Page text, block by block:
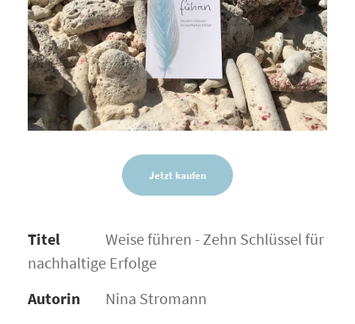
Jetzt kaufen
Titel
Weise führen - Zehn Schlüssel für
nachhaltige Erfolge
Autorin
Nina Stromann